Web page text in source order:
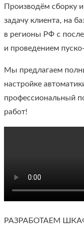
Производём сборку
задачу клиента, на
в регионы РФ с
и проведением
Мы предлагаем
настройке
профессиональный
работ!
РАЗРАБОТАЕМ